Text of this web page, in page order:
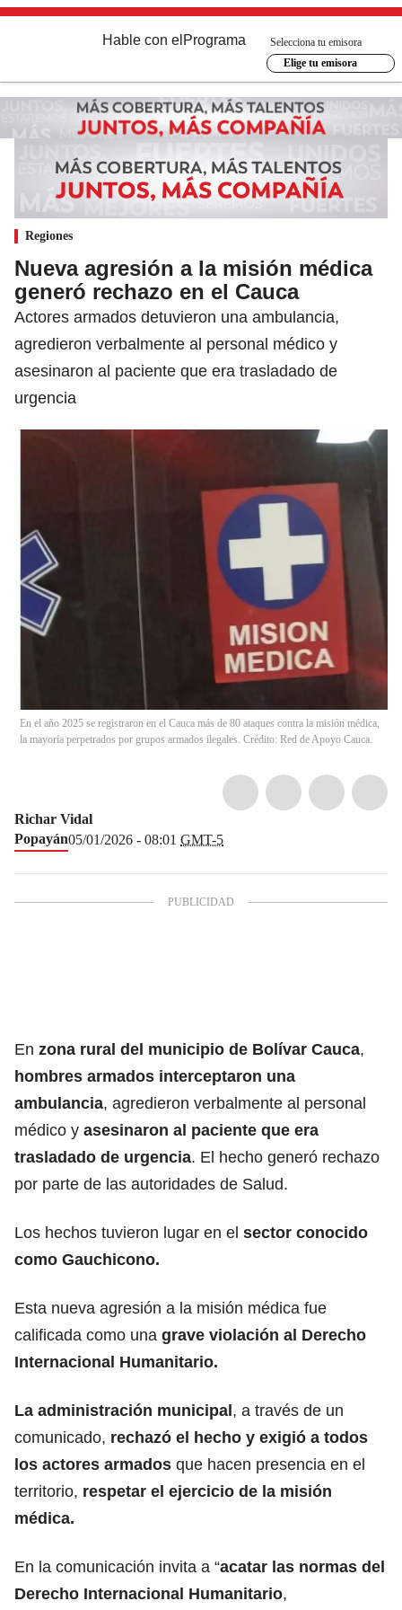
Hable con el Programa
Selecciona tu emisora
Elige tu emisora
Regiones
Nueva agresión a la misión médica
generó rechazo en el Cauca
Actores armados detuvieron una ambulancia,
agredieron verbalmente al personal médico y
asesinaron al paciente que era trasladado de
urgencia
En el año 2025 se registraron en el Cauca más de 80 ataques contra la misión médica,
la mayoría perpetrados por grupos armados ilegales. Crédito: Red de Apoyo Cauca.
Richar Vidal
Popayán05/01/2026 - 08:01 GMT-5
En zona rural del municipio de Bolívar Cauca,
hombres armados interceptaron una
ambulancia, agredieron verbalmente al personal
médico y asesinaron al paciente que era
trasladado de urgencia. El hecho generó rechazo
por parte de las autoridades de Salud.
Los hechos tuvieron lugar en el sector conocido
como Gauchicono.
Esta nueva agresión a la misión médica fue
calificada como una grave violación al Derecho
Internacional Humanitario.
La administración municipal, a través de un
comunicado, rechazó el hecho y exigió a todos
los actores armados que hacen presencia en el
territorio, respetar el ejercicio de la misión
médica.
En la comunicación invita a “acatar las normas del
Derecho Internacional Humanitario,